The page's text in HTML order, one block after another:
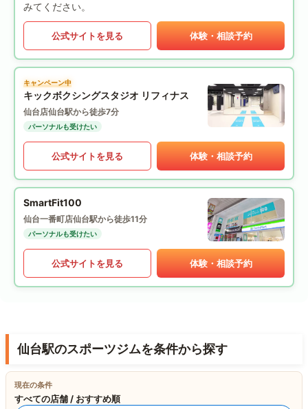
みてください。
公式サイトを見る 体験・相談予約
キャンペーン中
キックボクシングスタジオ リフィナス
仙台店仙台駅から徒歩7分
パーソナルも受けたい
公式サイトを見る 体験・相談予約
SmartFit100
仙台一番町店仙台駅から徒歩11分
パーソナルも受けたい
公式サイトを見る 体験・相談予約
仙台駅のスポーツジムを条件から探す
現在の条件
すべての店舗 / おすすめ順